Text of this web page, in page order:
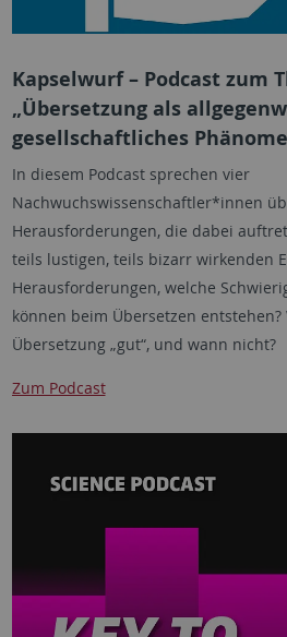
Kapselwurf – Podcast zum
„Übersetzung als
gesellschaftliches
In diesem Podcast sprechen vier
Nachwuchswissenschaftler*innen
Herausforderungen, die dabei
teils lustigen, teils bizarr wirkenden
Herausforderungen, welche
können beim Übersetzen entstehen?
Übersetzung „gut“, und wann nicht?
Zum Podcast